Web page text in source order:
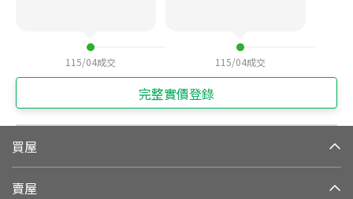
115/04成交 115/04成交
完整實價登錄
買屋
賣屋